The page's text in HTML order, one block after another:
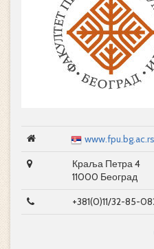
www.fpu.bg.ac.rs
Краља Петра 4
11000 Београд
+381(0)11/32-85-